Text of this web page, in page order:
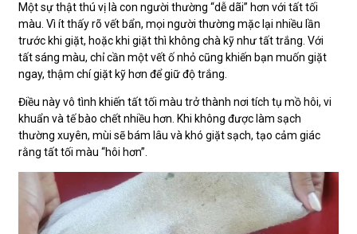
Một sự thật thú vị là con người thường “dễ dãi” hơn với tất tối
màu. Vì ít thấy rõ vết bẩn, mọi người thường mặc lại nhiều lần
trước khi giặt, hoặc khi giặt thì không chà kỹ như tất trắng. Với
tất sáng màu, chỉ cần một vết ố nhỏ cũng khiến bạn muốn giặt
ngay, thậm chí giặt kỹ hơn để giữ độ trắng.
Điều này vô tình khiến tất tối màu trở thành nơi tích tụ mồ hôi, vi
khuẩn và tế bào chết nhiều hơn. Khi không được làm sạch
thường xuyên, mùi sẽ bám lâu và khó giặt sạch, tạo cảm giác
rằng tất tối màu “hôi hơn”.